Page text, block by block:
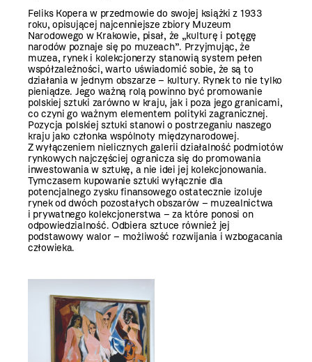
Feliks Kopera w przedmowie do swojej książki z 1933
roku, opisującej najcenniejsze zbiory Muzeum
Narodowego w Krakowie, pisał, że „kulturę i potęgę
narodów poznaje się po muzeach”. Przyjmując, że
muzea, rynek i kolekcjonerzy stanowią system pełen
współzależności, warto uświadomić sobie, że są to
działania w jednym obszarze – kultury. Rynek to nie tylko
pieniądze. Jego ważną rolą powinno być promowanie
polskiej sztuki zarówno w kraju, jak i poza jego granicami,
co czyni go ważnym elementem polityki zagranicznej.
Pozycja polskiej sztuki stanowi o postrzeganiu naszego
kraju jako członka wspólnoty międzynarodowej.
Z wyłączeniem nielicznych galerii działalność podmiotów
rynkowych najczęściej ogranicza się do promowania
inwestowania w sztukę, a nie idei jej kolekcjonowania.
Tymczasem kupowanie sztuki wyłącznie dla
potencjalnego zysku finansowego ostatecznie izoluje
rynek od dwóch pozostałych obszarów – muzealnictwa
i prywatnego kolekcjonerstwa – za które ponosi on
odpowiedzialność. Odbiera sztuce również jej
podstawowy walor – możliwość rozwijania i wzbogacania
człowieka.